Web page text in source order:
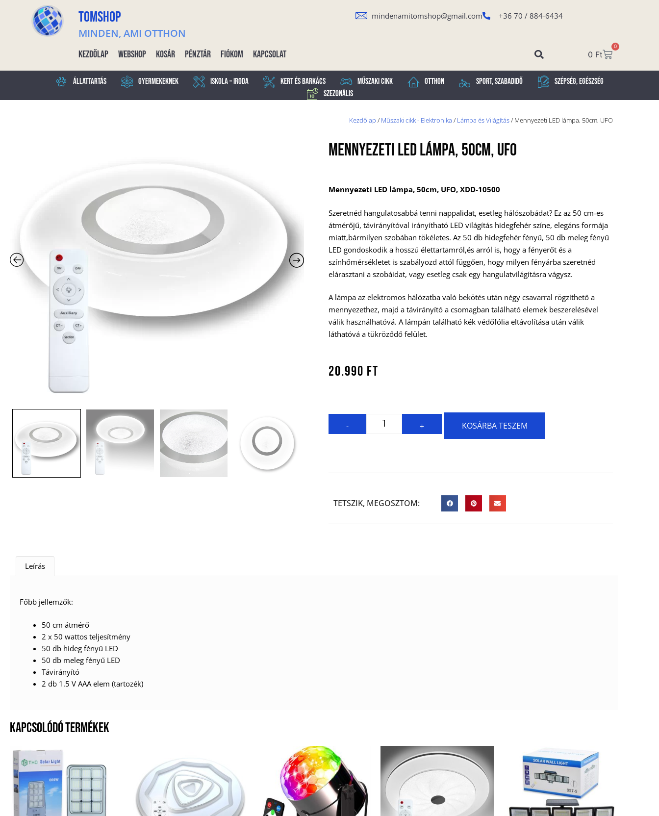
TOMSHOP
MINDEN, AMI OTTHON
mindenamitomshop@gmail.com +36 70 / 884-6434
Kezdőlap Webshop Kosár Pénztár Fiókom Kapcsolat 0 Ft
0
Állattartás Gyermekeknek Iskola – Iroda Kert és Barkács Műszaki cikk Otthon Sport, Szabadidő
Szépség, Egészség
Szezonális
Kezdőlap / Műszaki cikk - Elektronika / Lámpa és Világítás/ Mennyezeti LED lámpa, 50cm, UFO
Mennyezeti LED Lámpa, 50cm, UFO
Mennyezeti LED lámpa, 50cm, UFO, XDD-10500
Szeretnéd hangulatosabbá tenni nappalidat, esetleg hálószobádat? Ez az 50 cm-es
átmérőjű, távirányítóval irányítható LED világítás hidegfehér színe, elegáns formája
miatt,bármilyen szobában tökéletes. Az 50 db hidegfehér fényű, 50 db meleg fényű
LED gondoskodik a hosszú élettartamról,és arról is, hogy a fényerőt és a
színhőmérsékletet is szabályozd attól függően, hogy milyen fényárba szeretnéd
elárasztani a szobáidat, vagy esetleg csak egy hangulatvilágításra vágysz.
A lámpa az elektromos hálózatba való bekötés után négy csavarral rögzíthető a
mennyezethez, majd a távirányító a csomagban található elemek beszerelésével
válik használhatóvá. A lámpán található kék védőfólia eltávolítása után válik
láthatóvá a tükröződő felület.
20.990 Ft
- + KOSÁRBA TESZEM
TETSZIK, MEGOSZTOM:
Leírás
Főbb jellemzők:
50 cm átmérő
2 x 50 wattos teljesítmény
50 db hideg fényű LED
50 db meleg fényű LED
Távirányító
2 db 1.5 V AAA elem (tartozék)
KAPCSOLÓDÓ TERMÉKEK